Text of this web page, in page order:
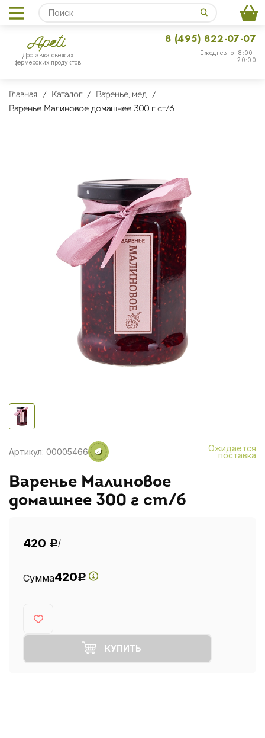
Доставка свежих
фермерских продуктов
Ежедневно: 8:00-
20:00
8 (495) 822-07-07
Главная Каталог
Варенье, мед
Варенье Малиновое домашнее 300 г ст/б
Артикул: 00005466 Ожидается
поставка
Варенье Малиновое
домашнее 300 г ст/б
420 Р/
Сумма420Р
КУПИТЬ